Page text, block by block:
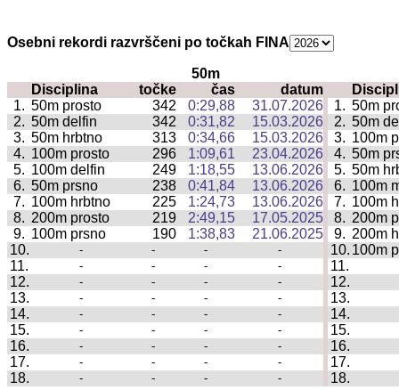
Osebni rekordi razvrščeni po točkah FINA
50m
Disciplina
točke čas datum
1. 50m prosto 342 0:29,88 31.07.2026 1. 50m
2. 50m delfin 342 0:31,82 15.03.2026 2. 50m
3. 50m hrbtno 313 0:34,66 15.03.2026 3. 100m
4. 100m prosto 296 1:09,61 23.04.2026 4. 50m
5. 100m delfin 249 1:18,55 13.06.2026 5. 50m
6. 50m prsno 238 0:41,84 13.06.2026 6. 100m
7. 100m hrbtno 225 1:24,73 13.06.2026 7. 100m
8. 200m prosto 219 2:49,15 17.05.2025 8. 200m
9. 100m prsno 190 1:38,83 21.06.2025 9. 200m
10.
- - - - 10. 100m
11.
- - - -
11.
12.
- - - -
12.
13.
- - - -
13.
14.
- - - -
14.
15.
- - - -
15.
16.
- - - -
16.
17.
- - - -
17.
18.
- - - - 18.